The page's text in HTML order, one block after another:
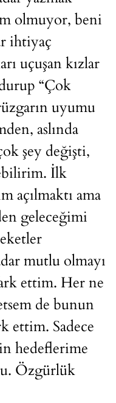
olmuyor, beni
ihtiyaç
uçuşan kızlar
“Çok
rüzgarın uyumu
aslında
şey değişti,
İlk
açılmaktı ama
geleceğimi
mutlu olmayı
ettim. Her ne
de bunun
ettim. Sadece
hedeflerime
Özgürlük